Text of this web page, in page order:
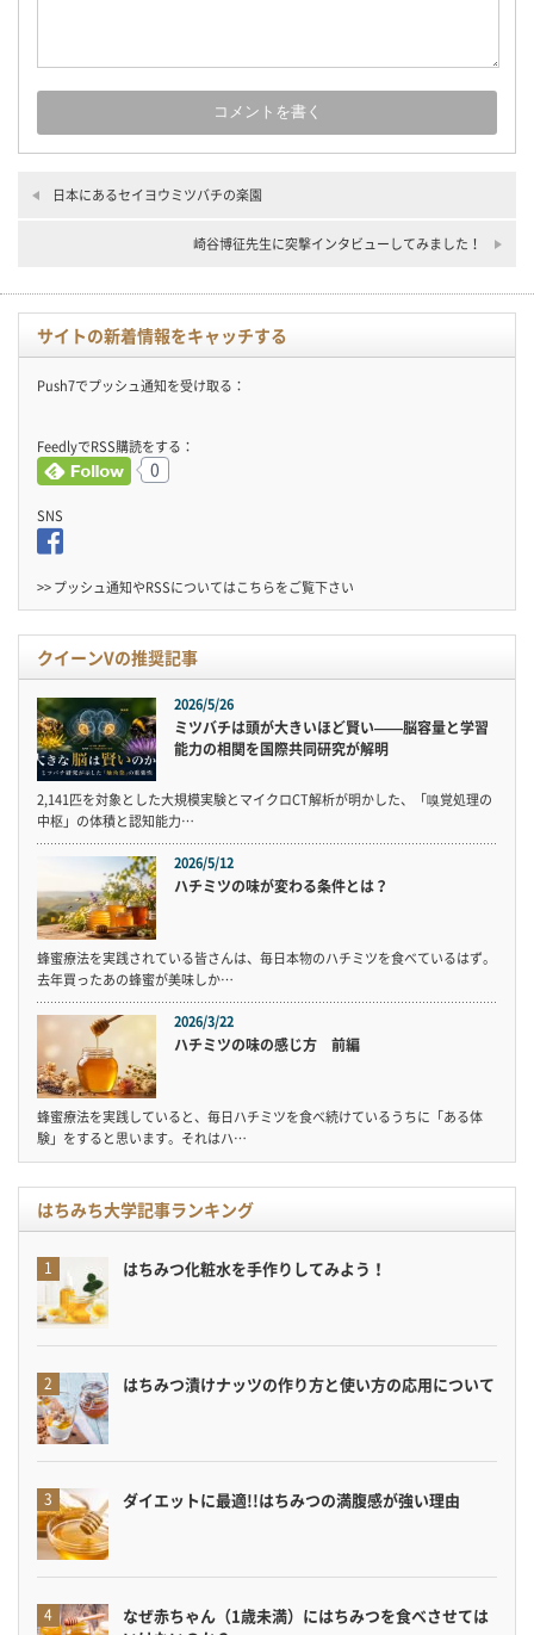
日本にあるセイヨウミツバチの楽園
崎谷博征先生に突撃インタビューしてみました！
サイトの新着情報をキャッチする
Push7でプッシュ通知を受け取る：
FeedlyでRSS購読をする：
0
SNS
>> プッシュ通知やRSSについてはこちらをご覧下さい
クイーンVの推奨記事
2026/5/26
ミツバチは頭が大きいほど賢い——脳容量と学習
能力の相関を国際共同研究が解明
2,141匹を対象とした大規模実験とマイクロCT解析が明かした、「嗅覚処理の
中枢」の体積と認知能力…
2026/5/12
ハチミツの味が変わる条件とは？
蜂蜜療法を実践されている皆さんは、毎日本物のハチミツを食べているはず。
去年買ったあの蜂蜜が美味しか…
2026/3/22
ハチミツの味の感じ方 前編
蜂蜜療法を実践していると、毎日ハチミツを食べ続けているうちに「ある体
験」をすると思います。それはハ…
はちみち大学記事ランキング
はちみつ化粧水を手作りしてみよう！
はちみつ漬けナッツの作り方と使い方の応用について
ダイエットに最適!!はちみつの満腹感が強い理由
なぜ赤ちゃん（1歳未満）にはちみつを食べさせては